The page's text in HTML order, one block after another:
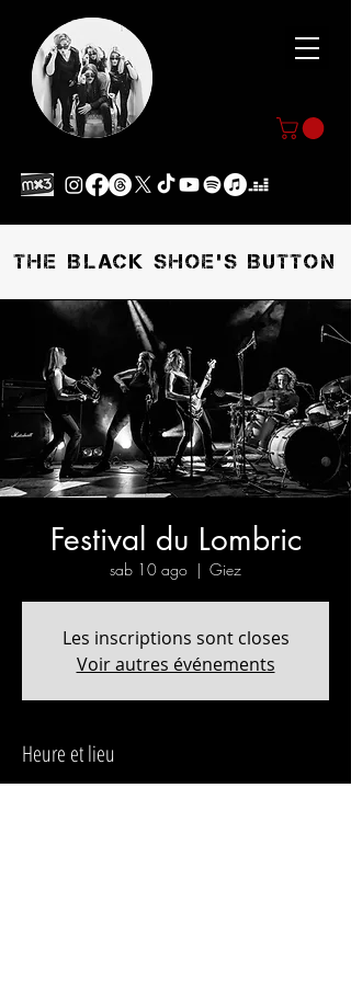
THE BLACK SHOE'S BUTTON
Festival du Lombric
sab 10 ago
  |
Giez
Les inscriptions sont closes
Voir autres événements
Heure et lieu